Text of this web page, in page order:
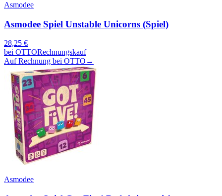
Asmodee
Asmodee Spiel Unstable Unicorns (Spiel)
28,25 €
bei OTTORechnungskauf
Auf Rechnung bei OTTO →
Asmodee